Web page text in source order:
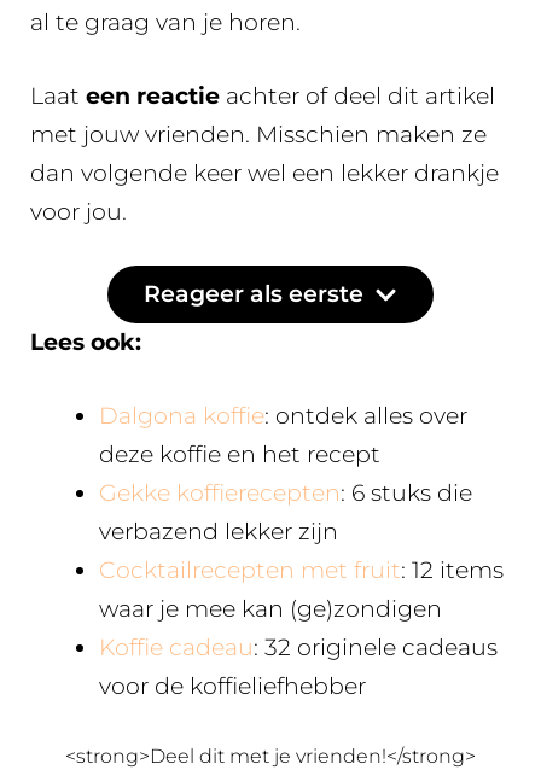
al te graag van je horen.
Laat een reactie achter of deel dit artikel
met jouw vrienden. Misschien maken ze
dan volgende keer wel een lekker drankje
voor jou.
Reageer als eerste
Lees ook:
Dalgona koffie: ontdek alles over
deze koffie en het recept
Gekke koffierecepten: 6 stuks die
verbazend lekker zijn
Cocktailrecepten met fruit: 12 items
waar je mee kan (ge)zondigen
Koffie cadeau: 32 originele cadeaus
voor de koffieliefhebber
<strong>Deel dit met je vrienden!</strong>